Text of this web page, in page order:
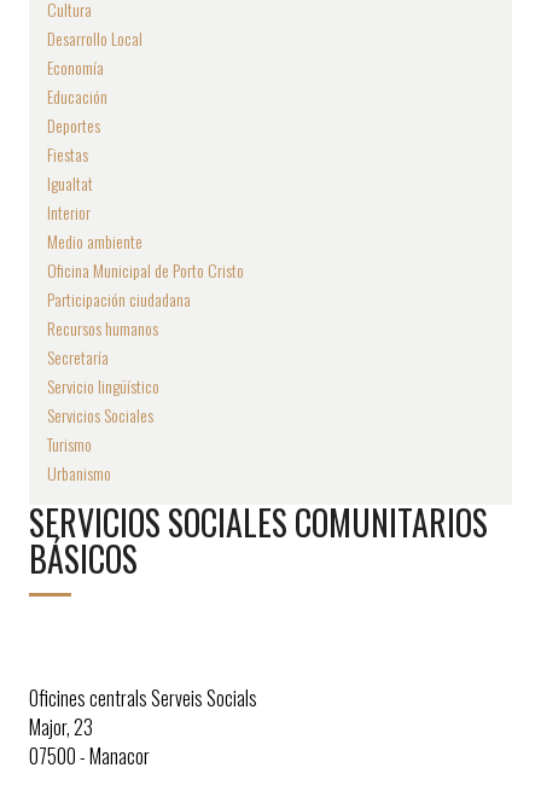
Cultura
Desarrollo Local
Economía
Educación
Deportes
Fiestas
Igualtat
Interior
Medio ambiente
Oficina Municipal de Porto Cristo
Participación ciudadana
Recursos humanos
Secretaría
Servicio lingüístico
Servicios Sociales
Turismo
Urbanismo
SERVICIOS SOCIALES COMUNITARIOS
BÁSICOS
Oficines centrals Serveis Socials
Major, 23
07500 - Manacor